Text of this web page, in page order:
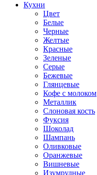
Кухни
Цвет
Белые
Черные
Желтые
Красные
Зеленые
Серые
Бежевые
Глянцевые
Кофе с молоком
Металлик
Слоновая кость
Фуксия
Шоколад
Шампань
Оливковые
Оранжевые
Вишневые
Изумрудные